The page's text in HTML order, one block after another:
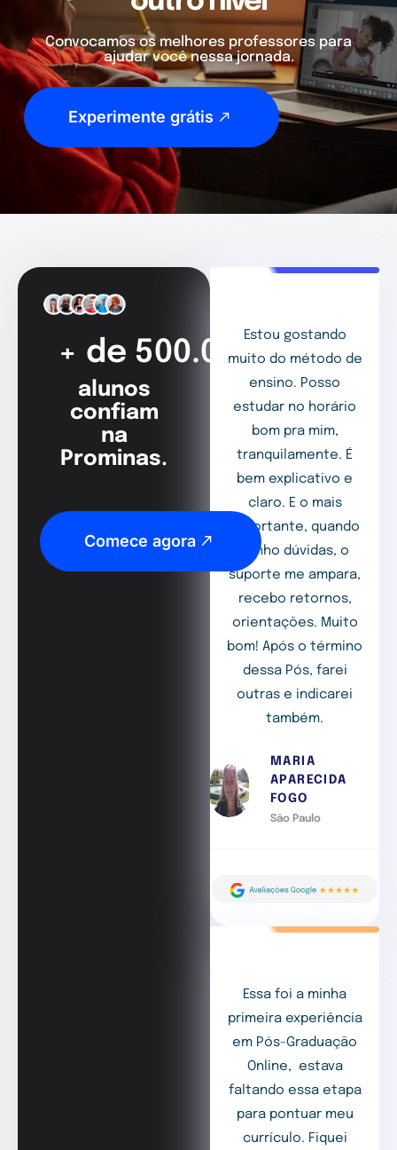
Convocamos os melhores professores para
ajudar você nessa jornada.
Experimente grátis
+ de 500.000
alunos
confiam
na
Prominas.
Comece agora
Estou gostando
muito do método de
ensino. Posso
estudar no horário
bom pra mim,
tranquilamente. É
bem explicativo e
claro. E o mais
importante, quando
tenho dúvidas, o
suporte me ampara,
recebo retornos,
orientações. Muito
bom! Após o término
dessa Pós, farei
outras e indicarei
também.
MARIA
APARECIDA
FOGO
São Paulo
Essa foi a minha
primeira experiência
em Pós-Graduação
Online, estava
faltando essa etapa
para pontuar meu
currículo. Fiquei